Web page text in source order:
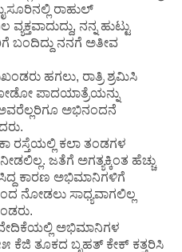
ರಾಹುಲ್
ನನ್ನ ಹುಟ್ಟು
ಬಂದಿದ್ದು ನನಗೆ ಅತೀವ
ಹಗಲು, ರಾತ್ರಿ ಶ್ರಮಿಸಿ
ಪಾದಯಾತ್ರೆಯನ್ನು
ಅಭಿನಂದನೆ
ರಸ್ತೆಯಲ್ಲಿ ಕಲಾ ತಂಡಗಳ
ಜತೆಗೆ ಅಗತ್ಯಕ್ಕಿಂತ ಹೆಚ್ಚು
ಕಾರಣ ಅಭಿಮಾನಿಗಳಿಗೆ
ನೋಡಲು ಸಾಧ್ಯವಾಗಲಿಲ್ಲ
ಅಭಿಮಾನಿಗಳ
ಕೆಜಿ ತೂಕದ ಬೃಹತ್ ಕೇಕ್ ಕತ್ತರಿಸಿ